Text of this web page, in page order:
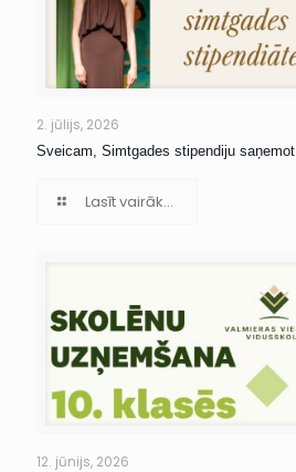
2. jūlijs, 2026
Sveicam, Simtgades stipendiju saņemot
Lasīt vairāk...
12. jūnijs, 2026